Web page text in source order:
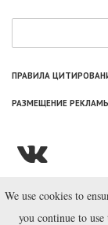
ПРАВИЛА
РАЗМЕЩЕНИЕ
© ООО
We use cookies to
you continue to use